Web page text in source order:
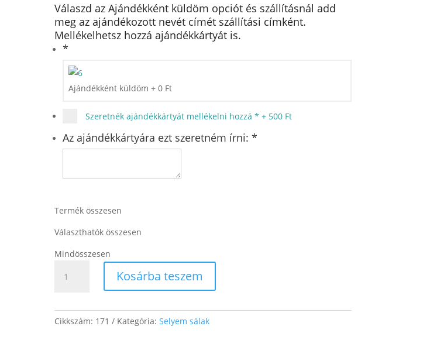
Válaszd az Ajándékként küldöm opciót és szállításnál add
meg az ajándékozott nevét címét szállítási címként.
Mellékelhetsz hozzá ajándékkártyát is.
*
Ajándékként küldöm + 0 Ft
Szeretnék ajándékkártyát mellékelni hozzá * + 500 Ft
Az ajándékkártyára ezt szeretném írni: *
Termék összesen
Választhatók összesen
Mindösszesen
mennyiség
Kosárba teszem
Cikkszám: 171 Kategória: Selyem sálak